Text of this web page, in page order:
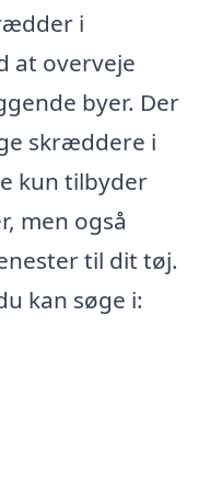
i
at overveje
byer. Der
skræddere i
kun tilbyder
men også
til dit tøj.
kan søge i: